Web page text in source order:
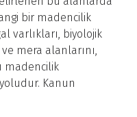
bir madencilik
varlıkları, biyolojik
mera alanlarını,
madencilik
Kanun